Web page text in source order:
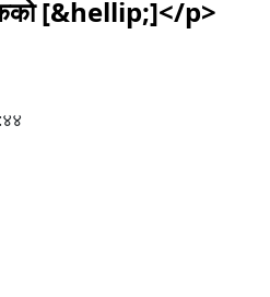
[&hellip;]</p>